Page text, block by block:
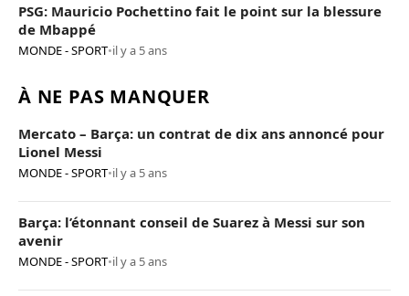
PSG: Mauricio Pochettino fait le point sur la blessure
de Mbappé
MONDE - SPORT•il y a 5 ans
À NE PAS MANQUER
Mercato – Barça: un contrat de dix ans annoncé pour
Lionel Messi
MONDE - SPORT•il y a 5 ans
Barça: l’étonnant conseil de Suarez à Messi sur son
avenir
MONDE - SPORT•il y a 5 ans